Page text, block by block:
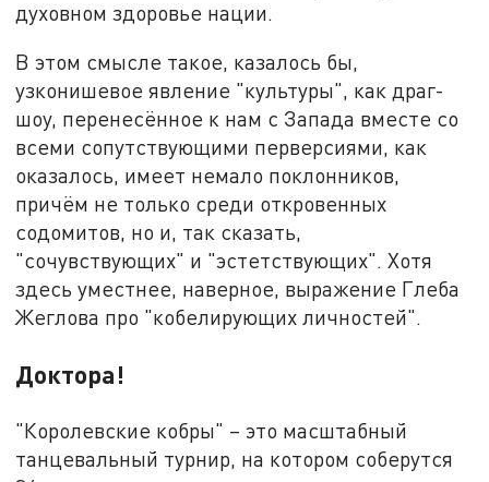
духовном здоровье нации.
В этом смысле такое, казалось бы,
узконишевое явление "культуры", как драг-
шоу, перенесённое к нам с Запада вместе со
всеми сопутствующими перверсиями, как
оказалось, имеет немало поклонников,
причём не только среди откровенных
содомитов, но и, так сказать,
"сочувствующих" и "эстетствующих". Хотя
здесь уместнее, наверное, выражение Глеба
Жеглова про "кобелирующих личностей".
Доктора!
"Королевские кобры" – это масштабный
танцевальный турнир, на котором соберутся